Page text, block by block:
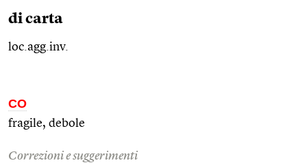
di carta
loc.agg.inv.
CO
fragile, debole
Correzioni e suggerimenti